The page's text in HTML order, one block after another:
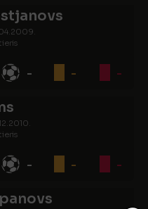
- - -
- - -